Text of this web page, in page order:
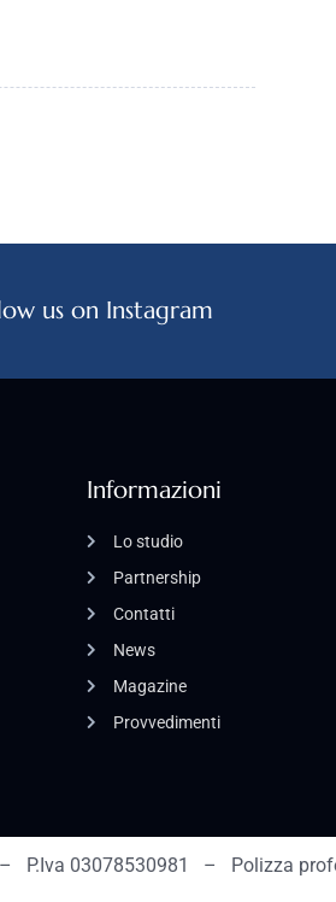
us on Instagram
Informazioni
Lo studio
Partnership
Contatti
News
Magazine
Provvedimenti
P.Iva 03078530981 – Polizza